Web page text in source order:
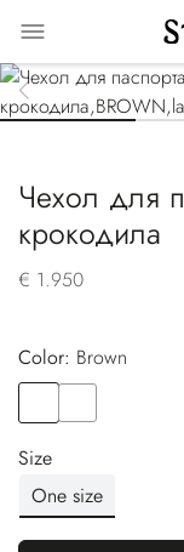
Чехол для
крокодила
€ 1.950
Color:
brown
Size
One size